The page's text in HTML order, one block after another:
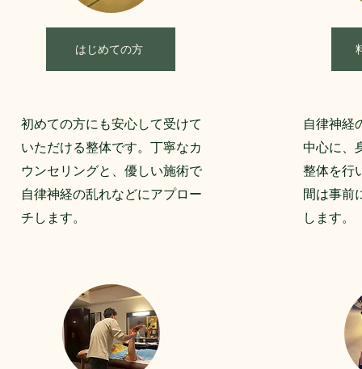
はじめての方
​初めての方にも安心して受けて
いただける整体です。 丁寧なカ
ウンセリングと、優しい施術で
自律神経の乱れなどにアプロー
チします。
自律神経
中心に、
整体を行
間は事前
します。